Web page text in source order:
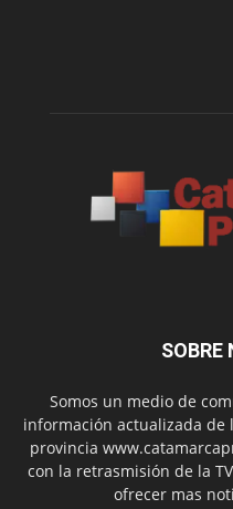
SOBRE
Somos un medio de
información actualizada de
provincia
con la retrasmisión de la
ofrecer mas